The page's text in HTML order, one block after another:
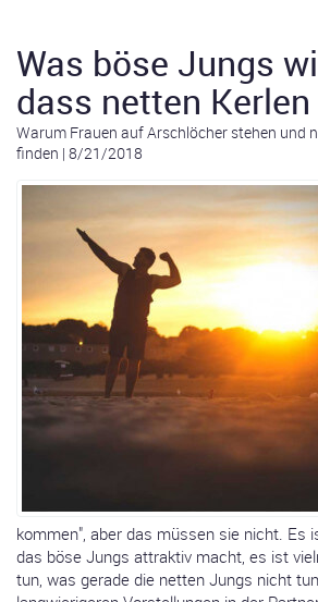
Was böse Jungs
dass netten
Warum Frauen auf Arschlöcher stehen und
finden | 8/21/2018
kommen", aber das müssen sie nicht. Es
das böse Jungs attraktiv macht, es ist
tun, was gerade die netten Jungs nicht